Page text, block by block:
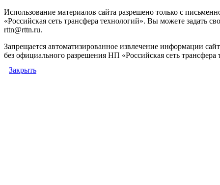
Использование материалов сайта разрешено только с
«Российская сеть трансфера технологий». Вы можете задать
rttn@rttn.ru.
Запрещается автоматизированное извлечение информации
без официального разрешения НП «Российская сеть трансфера
Закрыть